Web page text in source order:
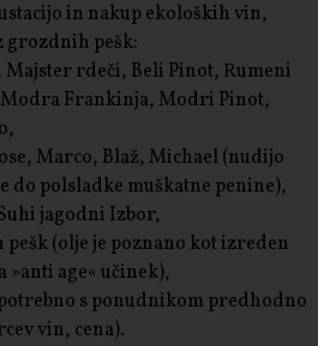
in nakup ekoloških vin,
grozdnih pešk:
rdeči, Beli Pinot, Rumeni
Modra Frankinja, Modri Pinot,
Marco, Blaž, Michael (nudijo
do polsladke muškatne penine),
jagodni Izbor,
(olje je poznano kot izreden
age« učinek),
s ponudnikom predhodno
vin, cena).